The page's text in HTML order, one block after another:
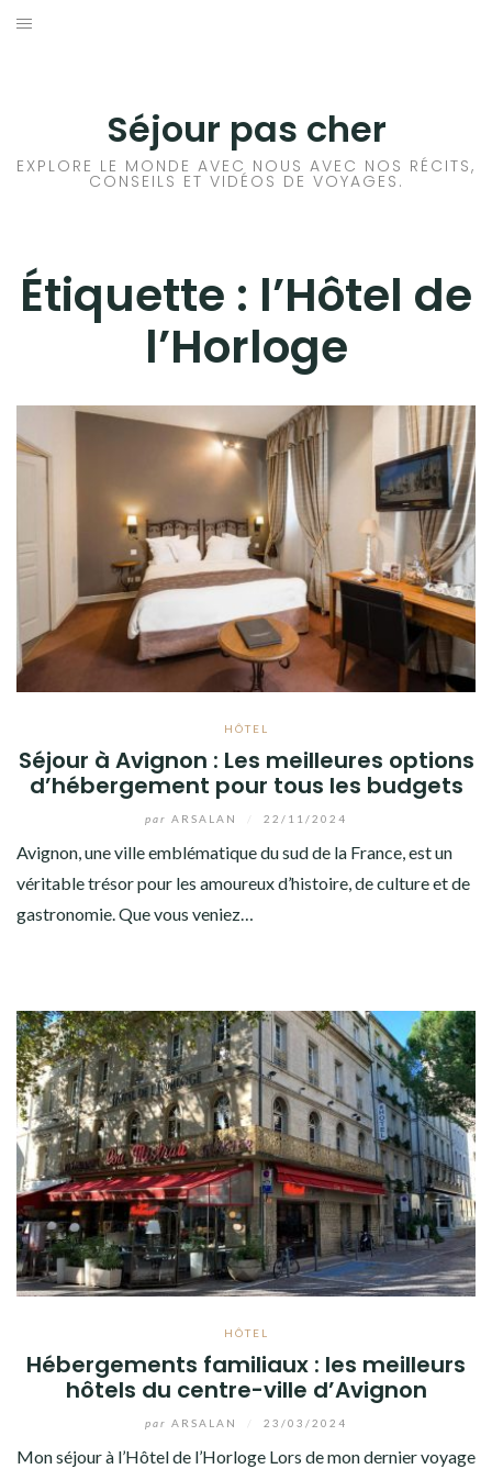
Aller
Séjour pas cher
EXPLORE LE MONDE AVEC NOUS AVEC NOS RÉCITS,
CONSEILS ET VIDÉOS DE VOYAGES.
Étiquette : l’Hôtel de
l’Horloge
HÔTEL
Séjour à Avignon : Les meilleures options
d’hébergement pour tous les budgets
par ARSALAN 22/11/2024
Avignon, une ville emblématique du sud de la France, est un
véritable trésor pour les amoureux d’histoire, de culture et de
gastronomie. Que vous veniez…
HÔTEL
Hébergements familiaux : les meilleurs
hôtels du centre-ville d’Avignon
par ARSALAN 23/03/2024
Mon séjour à l’Hôtel de l’Horloge Lors de mon dernier voyage
HÔTEL
RANDONNÉE
TRANSPORTS